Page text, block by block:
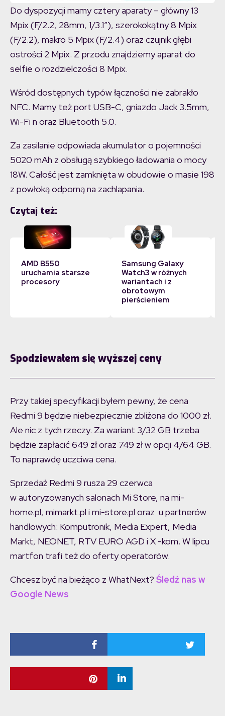
Do dyspozycji mamy cztery aparaty – główny 13
Mpix (F/2.2, 28mm, 1/3.1″), szerokokątny 8 Mpix
(F/2.2), makro 5 Mpix (F/2.4) oraz czujnik głębi
ostrości 2 Mpix. Z przodu znajdziemy aparat do
selfie o rozdzielczości 8 Mpix.
Wśród dostępnych typów łączności nie zabrakło
NFC. Mamy też port USB-C, gniazdo Jack 3.5mm,
Wi-Fi n oraz Bluetooth 5.0.
Za zasilanie odpowiada akumulator o pojemności
5020 mAh z obsługą szybkiego ładowania o mocy
18W. Całość jest zamknięta w obudowie o masie 198
z powłoką odporną na zachlapania.
Czytaj też:
AMD B550
uruchamia starsze
procesory
Samsung Galaxy
Watch3 w różnych
wariantach i z
obrotowym
pierścieniem
Spodziewałem się wyższej ceny
Przy takiej specyfikacji byłem pewny, że cena
Redmi 9 będzie niebezpiecznie zbliżona do 1000 zł.
Ale nic z tych rzeczy. Za wariant 3/32 GB trzeba
będzie zapłacić 649 zł oraz 749 zł w opcji 4/64 GB.
To naprawdę uczciwa cena.
Sprzedaż Redmi 9 rusza 29 czerwca
w autoryzowanych salonach Mi Store, na mi-
home.pl, mimarkt.pl i mi-store.pl oraz u partnerów
handlowych: Komputronik, Media Expert, Media
Markt, NEONET, RTV EURO AGD i X -kom. W lipcu
martfon trafi też do oferty operatorów.
Chcesz być na bieżąco z WhatNext? Śledź nas w
Google News